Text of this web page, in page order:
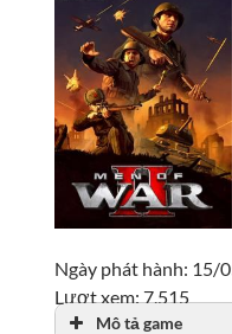
Ngày phát hành: 15/
Lượt xem: 7,515
Mô tả game